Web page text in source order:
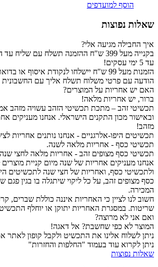
הוסף למועדפים
שאלות נפוצות
איך החבילה מגיעה אלי?
בקנייה מעל 399 ש"ח ההזמנה תשלח עם
עד 5 ימי עסקים!
הזמנות מעל 99 ש"ח יישלחו לנקודת איסוף או בדואר רשום ללא עלות!
הודעה עם פרטי משלוח תשלח אליך עם החשבונית
האם יש אחריות על המוצרים?
ברור, יש אחריות מלאה!
ובאישור מכון התקנים הישראלי. אנחנו מעניקים
מזהב!
תכשיטים היפו-אלרגניים - אנחנו נותנים אחריות
תכשיטי כסף - אחריות מלאה לשנה.
תכשיטי כסף מצופים זהב - אחריות מלאה לחצי
אנחנו מעניקים אחריות של שנה מיום קניית
ולתכשיטי כסף, ואחריות של חצי שנה לתכשיטים
כסף מצופים זהב, על כל ליקוי שיתגלה בו בגין פגם
המכירה.
חשוב לנו לציין כי האחריות איננה כוללת שברים,
שריטות. במסגרת האחריות יתוקן או יוחלף
ואם אני לא מרוצה?
המוצר לא כפי שחשבת? אל דאגה!
ניתן לשלוח אלינו את התכשיט ולקבל קופון לאתר
ניתן לקרוא עוד בעמוד "החלפות והחזרות"
שאלות נפוצות